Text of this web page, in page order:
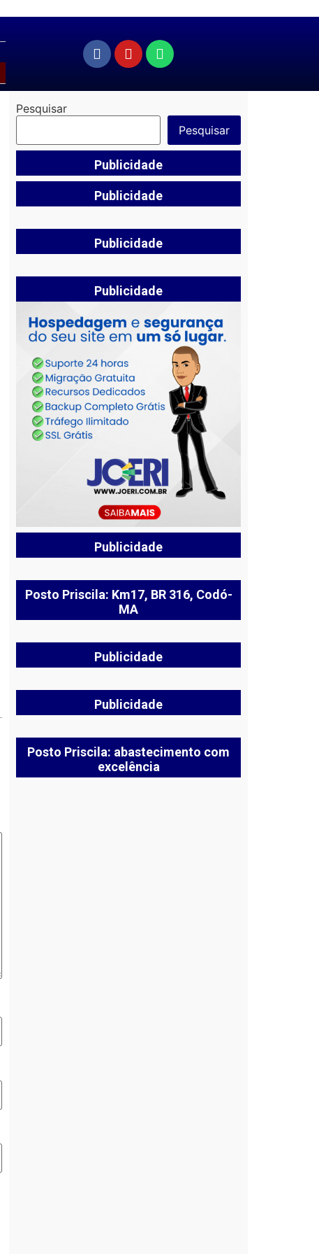
Pesquisar
Pesquisar
Publicidade
Publicidade
Publicidade
Publicidade
Publicidade
Posto Priscila: Km17, BR 316, Codó-
MA
Publicidade
Publicidade
Posto Priscila: abastecimento com
excelência